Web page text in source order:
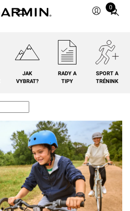
0
Total
cart:
0
JAK
VYBRAT?
RADY A
TIPY
SPORT A
TRÉNINK